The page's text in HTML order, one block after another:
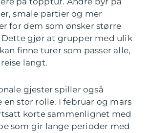
smale partier og mer
for dem som ønsker større
gjør at grupper med ulik
finne turer som passer alle,
langt.
gjester spiller også
en stor rolle. I februar og mars
korte sammenlignet med
som gir lange perioder med